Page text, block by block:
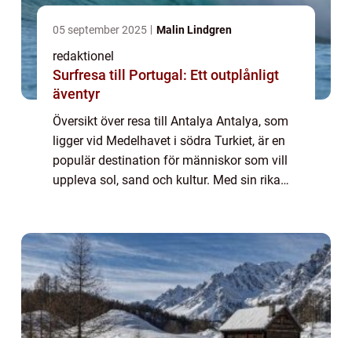
05 september 2025 Malin Lindgren
redaktionel
Surfresa till Portugal: Ett outplånligt
äventyr
Översikt över resa till Antalya Antalya, som
ligger vid Medelhavet i södra Turkiet, är en
populär destination för människor som vill
uppleva sol, sand och kultur. Med sin rika